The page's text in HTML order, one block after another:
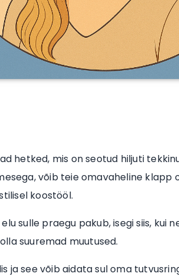
hetked, mis on seotud hiljuti
võib teie omavaheline klapp
koostööl.
sulle praegu pakub, isegi siis, kui
suuremad muutused.
ja see võib aidata sul oma